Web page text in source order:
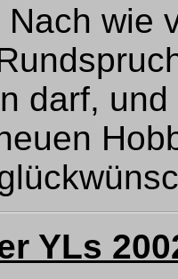
wie
darf,
YLs